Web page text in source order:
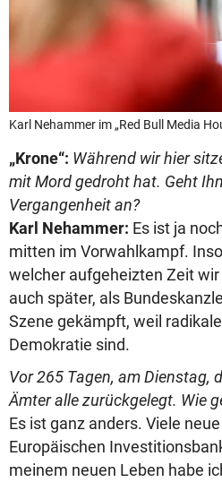
Karl Nehammer im „Red Bull Media
„Krone“: Während wir hier
mit Mord gedroht hat. Geht
Vergangenheit an?
Karl Nehammer: Es ist ja
mitten im Vorwahlkampf.
welcher aufgeheizten Zeit
auch später, als
Szene gekämpft, weil
Demokratie sind.
Vor 265 Tagen, am Dienstag,
Ämter alle zurückgelegt. Wie
Es ist ganz anders. Viele
Europäischen
meinem neuen Leben habe